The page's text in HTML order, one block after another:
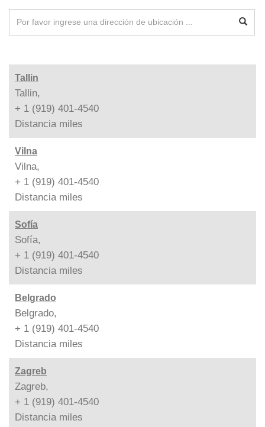
Tallin
Tallin,
+ 1 (919) 401-4540
Distancia miles
Vilna
Vilna,
+ 1 (919) 401-4540
Distancia miles
Sofía
Sofía,
+ 1 (919) 401-4540
Distancia miles
Belgrado
Belgrado,
+ 1 (919) 401-4540
Distancia miles
Zagreb
Zagreb,
+ 1 (919) 401-4540
Distancia miles